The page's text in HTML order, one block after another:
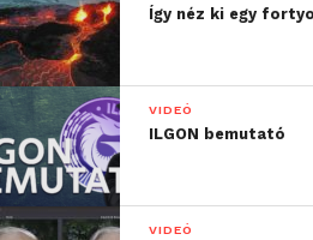
Így néz ki egy
VIDEÓ
ILGON bemutató
VIDEÓ